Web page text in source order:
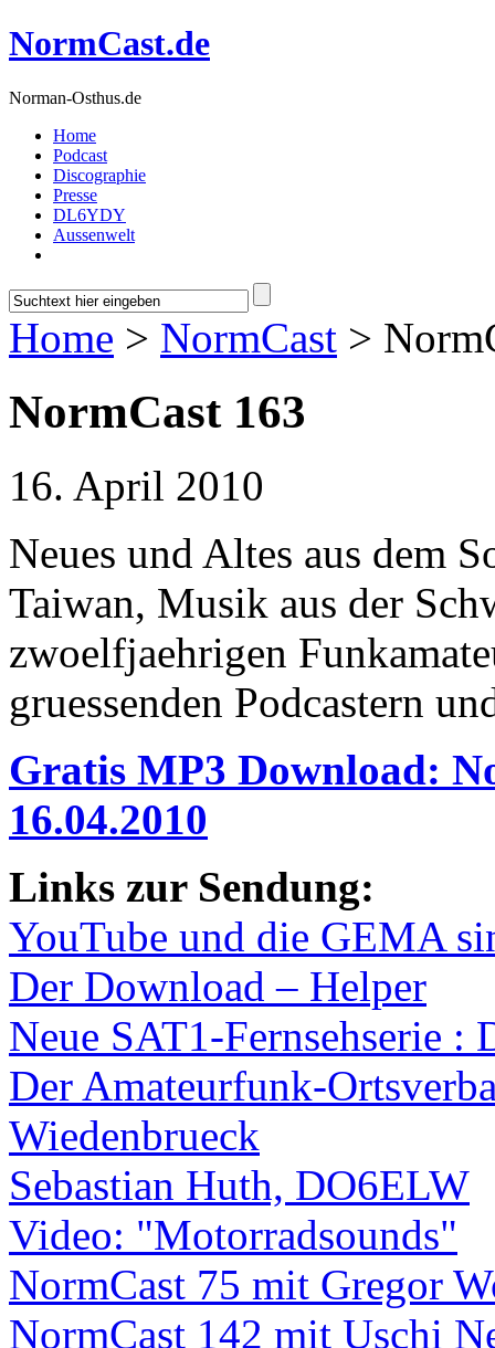
NormCast.de
Norman-Osthus.de
Home
Podcast
Discographie
Presse
DL6YDY
Aussenwelt
Home > NormCast >
NormCast 163
16. April 2010
Neues und Altes aus dem
Taiwan, Musik aus der
zwoelfjaehrigen
gruessenden Podcastern
Gratis MP3 Download:
16.04.2010
Links zur Sendung:
YouTube und die GEMA
Der Download – Helper
Neue SAT1-Fernsehserie :
Der Amateurfunk-
Wiedenbrueck
Sebastian Huth, DO6ELW
Video: "Motorradsounds"
NormCast 75 mit Gregor
NormCast 142 mit Uschi